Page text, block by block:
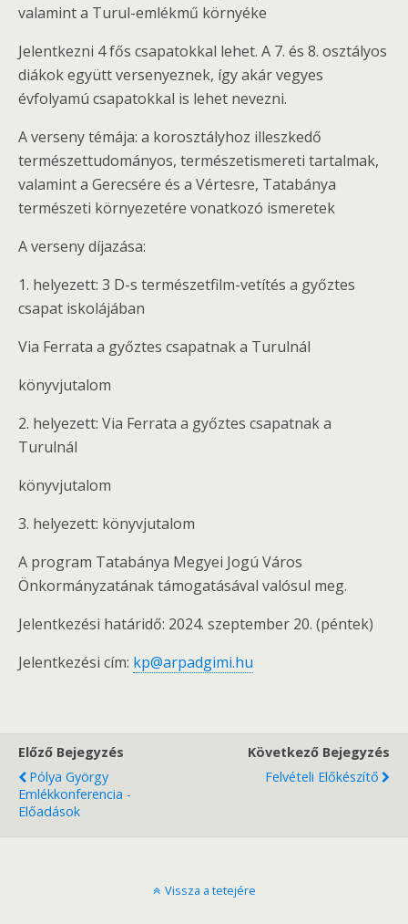
valamint a Turul-emlékmű környéke
Jelentkezni 4 fős csapatokkal lehet. A 7. és 8. osztályos
diákok együtt versenyeznek, így akár vegyes
évfolyamú csapatokkal is lehet nevezni.
A verseny témája: a korosztályhoz illeszkedő
természettudományos, természetismereti tartalmak,
valamint a Gerecsére és a Vértesre, Tatabánya
természeti környezetére vonatkozó ismeretek
A verseny díjazása:
1. helyezett: 3 D-s természetfilm-vetítés a győztes
csapat iskolájában
Via Ferrata a győztes csapatnak a Turulnál
könyvjutalom
2. helyezett: Via Ferrata a győztes csapatnak a
Turulnál
könyvjutalom
3. helyezett: könyvjutalom
A program Tatabánya Megyei Jogú Város
Önkormányzatának támogatásával valósul meg.
Jelentkezési határidő: 2024. szeptember 20. (péntek)
Jelentkezési cím: kp@arpadgimi.hu
Előző Bejegyzés
Pólya György
Emlékkonferencia -
Előadások
Következő Bejegyzés
Felvételi Előkészítő
Vissza a tetejére